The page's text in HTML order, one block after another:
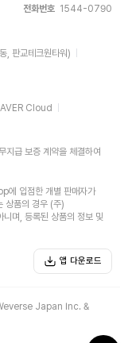
전화번호 1544-0790
, 판교테크원타워)
Cloud
지급 보증 계약을 체결하여
입점한 개별 판매자가
상품의 경우 (주)
니며, 등록된 상품의 정보 및
앱 다운로드
Japan Inc. &